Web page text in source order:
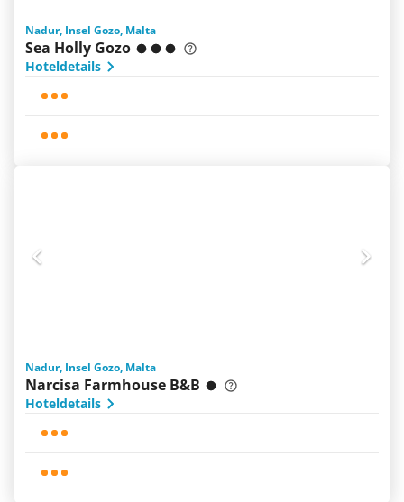
Nadur, Insel Gozo, Malta
Sea Holly Gozo
Hoteldetails
Nadur, Insel Gozo, Malta
Narcisa Farmhouse B&B
Hoteldetails